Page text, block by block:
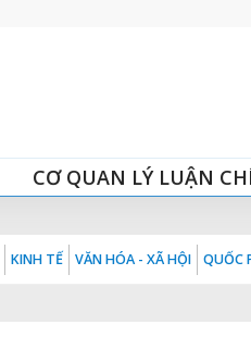
CƠ QUAN LÝ LUẬN
KINH TẾ VĂN HÓA - XÃ HỘI QUỐC